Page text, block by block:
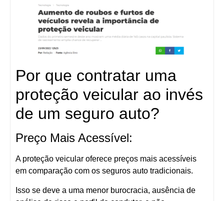
Por que contratar uma
proteção veicular ao invés
de um seguro auto?
Preço Mais Acessível:
A proteção veicular oferece preços mais acessíveis
em comparação com os seguros auto tradicionais.
Isso se deve a uma menor burocracia, ausência de